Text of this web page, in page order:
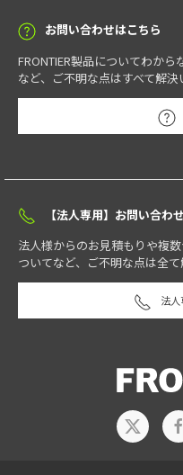
お問い合わせはこちら
FRONTIER製品についてわか
など、ご不明な点はすべて解決
【法人専用】お問い合わ
法人様からのお見積もりや複
ついてなど、ご不明な点は全て
法